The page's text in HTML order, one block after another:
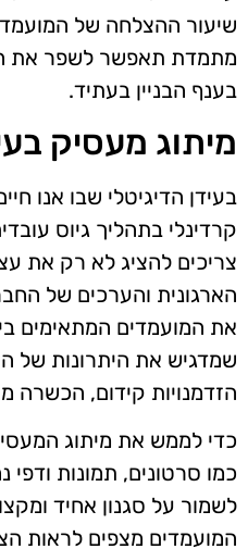
שיעור ההצלחה של
מתמדת תאפשר לשפר את
בענף הבניין בעתיד.
מיתוג מעסיק
בעידן הדיגיטלי שבו אנו
קרדינלי בתהליך גיוס
צריכים להציג לא רק את
הארגונית והערכים של
את המועמדים המתאימים
שמדגיש את היתרונות של
הזדמנויות קידום, הכשרה
כדי לממש את מיתוג
כמו סרטונים, תמונות ודפי
לשמור על סגנון אחיד
המועמדים מצפים לראות